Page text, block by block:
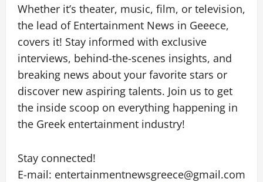
Whether it’s theater, music, film, or television,
the lead of Entertainment News in Geeece,
covers it! Stay informed with exclusive
interviews, behind-the-scenes insights, and
breaking news about your favorite stars or
discover new aspiring talents. Join us to get
the inside scoop on everything happening in
the Greek entertainment industry!
Stay connected!
E-mail: entertainmentnewsgreece@gmail.com